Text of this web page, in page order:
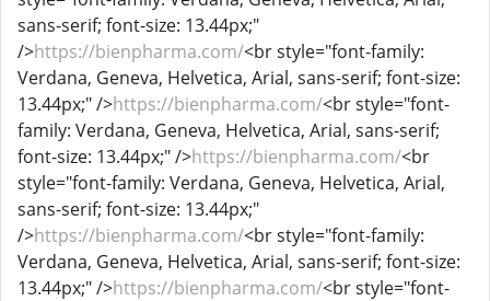
sans-serif; font-size: 13.44px;"
/>https://bienpharma.com/<br style="font-family:
Verdana, Geneva, Helvetica, Arial, sans-serif; font-size:
13.44px;" />https://bienpharma.com/<br style="font-
family: Verdana, Geneva, Helvetica, Arial, sans-serif;
font-size: 13.44px;" />https://bienpharma.com/<br
style="font-family: Verdana, Geneva, Helvetica, Arial,
sans-serif; font-size: 13.44px;"
/>https://bienpharma.com/<br style="font-family:
Verdana, Geneva, Helvetica, Arial, sans-serif; font-size:
13.44px;" />https://bienpharma.com/<br style="font-